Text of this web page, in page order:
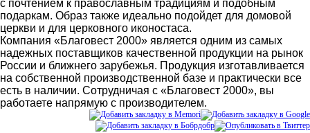
с почтением к православным традициям и подобным
подаркам. Образ также идеально подойдет для домовой
церкви и для церковного иконостаса.
Компания «Благовест 2000» является одним из самых
надежных поставщиков качественной продукции на рынок
России и ближнего зарубежья. Продукция изготавливается
на собственной производственной базе и практически все
есть в наличии. Сотрудничая с «Благовест 2000», вы
работаете напрямую с производителем.